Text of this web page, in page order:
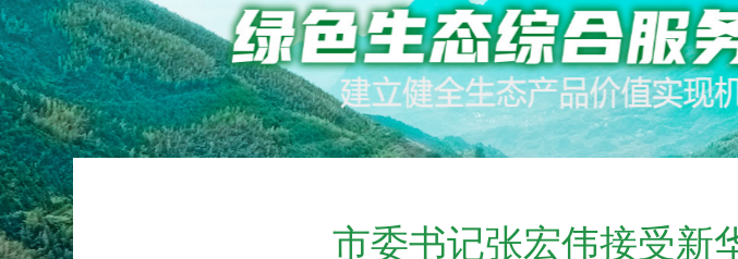
市委书记张宏伟接受新